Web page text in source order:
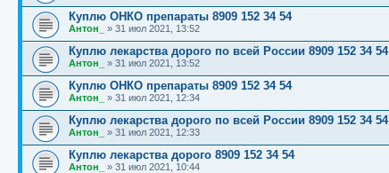
Куплю ОНКО препараты 8909 152 34 54
Антон_ » 31 июл 2021, 13:52
Куплю лекарства дорого по всей России 8909 152 34 54
Антон_ » 31 июл 2021, 13:52
Куплю ОНКО препараты 8909 152 34 54
Антон_ » 31 июл 2021, 12:34
Куплю лекарства дорого по всей России 8909 152 34 54
Антон_ » 31 июл 2021, 12:33
Куплю лекарства дорого 8909 152 34 54
Антон_ » 31 июл 2021, 10:44